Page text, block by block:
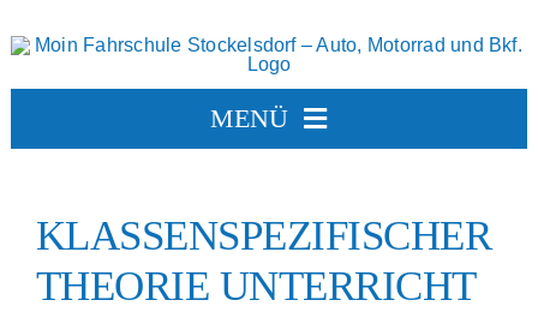
Inhalt
MENÜ
TERMINE
KLASSENSPEZIFISCHER
THEORIE UNTERRICHT